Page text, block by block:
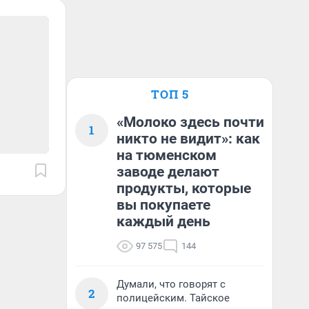
ТОП 5
1
«Молоко здесь почти
никто не видит»: как
на тюменском
заводе делают
продукты, которые
вы покупаете
каждый день
97 575 144
2
Думали, что говорят с
полицейским. Тайское